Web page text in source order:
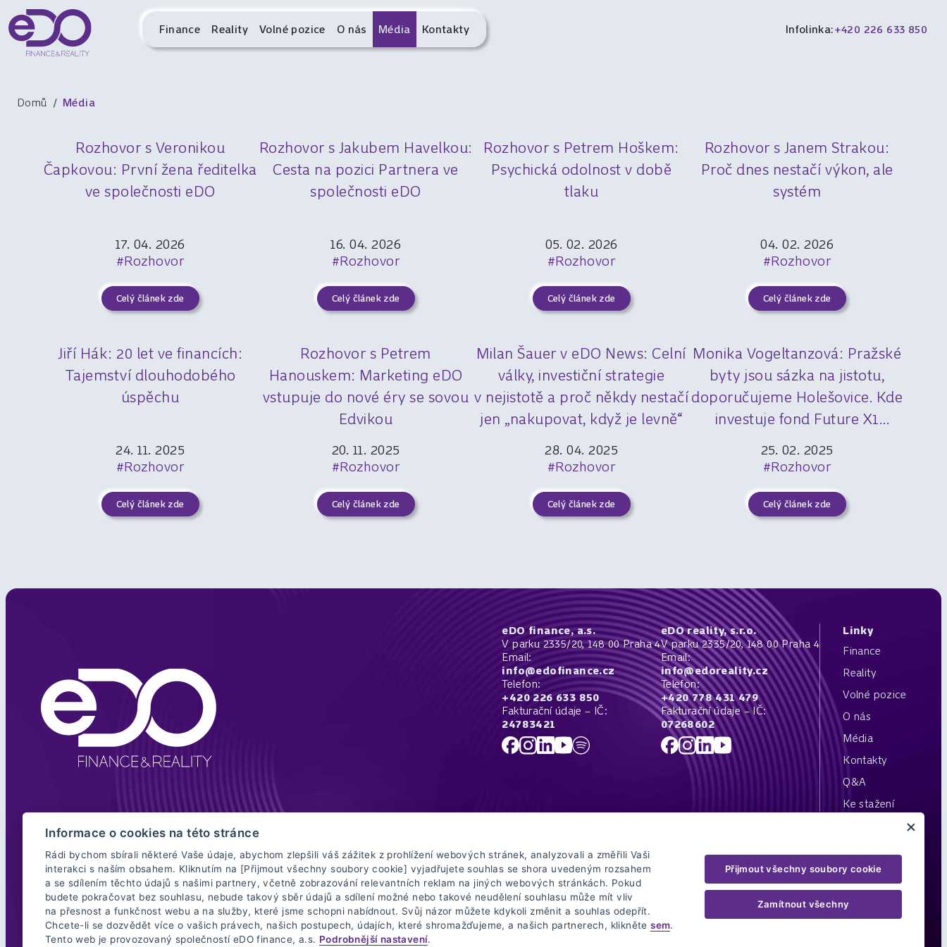
Finance Reality Volné pozice O nás Média Kontakty Infolinka:+420 226 633 850
Domů Média
Rozhovor s Veronikou
Čapkovou: První žena ředitelka
ve společnosti eDO
17. 04. 2026
#Rozhovor
Celý článek zde
Rozhovor s Jakubem Havelkou:
Cesta na pozici Partnera ve
společnosti eDO
16. 04. 2026
#Rozhovor
Celý článek zde
Rozhovor s Petrem Hoškem:
Psychická odolnost v době
tlaku
05. 02. 2026
#Rozhovor
Celý článek zde
Rozhovor s Janem Strakou:
Proč dnes nestačí výkon, ale
systém
04. 02. 2026
#Rozhovor
Celý článek zde
Jiří Hák: 20 let ve financích:
Tajemství dlouhodobého
úspěchu
24. 11. 2025
#Rozhovor
Celý článek zde
Rozhovor s Petrem
Hanouskem: Marketing eDO
vstupuje do nové éry se sovou
Edvikou
20. 11. 2025
#Rozhovor
Celý článek zde
Milan Šauer v eDO News: Celní
války, investiční strategie
v nejistotě a proč někdy nestačí
jen „nakupovat, když je levně“
28. 04. 2025
#Rozhovor
Celý článek zde
Monika Vogeltanzová: Pražské
byty jsou sázka na jistotu,
doporučujeme Holešovice. Kde
investuje fond Future X1
25. 02. 2025
#Rozhovor
Celý článek zde
eDO finance, a.s.
V parku 2335/20, 148 00 Praha 4
Email:
info@edofinance.cz
Telefon:
+420 226 633 850
Fakturační údaje – IČ:
24783421
eDO reality, s.r.o.
V parku 2335/20, 148 00 Praha 4
Email:
info@edoreality.cz
Telefon:
+420 778 431 479
Fakturační údaje – IČ:
07268602
Linky
Finance
Reality
Volné pozice
O nás
Média
Kontakty
Q&A
Ke stažení
Společnost eDO finance, a.s., IČ: 247 83 421, sídlo: V parku 2335/20, 148 00 Praha 4, poskytuje služby finančního poradenství a realitního zprostředkování. V oblasti finančních služeb působíme jako investiční zprostředkovatel (dle
257/2016 Sb., o spotřebitelském úvěru) a samostatný zprostředkovatel doplňkového penzijního spoření (dle zákona č. 427/2011 Sb., o doplňkovém penzijním spoření).
Oprávnění je možné ověřit u České národní bankyzde(zadat „přímé vyhledávání“), kde najdete aktuální informace a podrobnosti o naší registraci, rozsahu našeho oprávnění, seznam našich vázaných zástupců (finančních
poradců) a také seznam subjektů (producentů), jejichž finanční služby a produkty zprostředkováváme. Další detailní právní informace o naší společnosti a naší činnosti najdete
zde
Copyright © 2025 eDO. All Rights Reserved.
Informace o cookies na této stránce
Rádi bychom sbírali některé Vaše údaje, abychom zlepšili váš zážitek z prohlížení webových stránek, analyzovali a změřili Vaši
interakci s naším obsahem. Kliknutím na [Přijmout všechny soubory cookie] vyjadřujete souhlas se shora uvedeným rozsahem
a se sdílením těchto údajů s našimi partnery, včetně zobrazování relevantních reklam na jiných webových stránkách. Pokud
budete pokračovat bez souhlasu, nebude takový sběr údajů a sdílení možné nebo takové neudělení souhlasu může mít vliv
na přesnost a funkčnost webu a na služby, které jsme schopni nabídnout. Svůj názor můžete kdykoli změnit a souhlas odepřít.
Chcete-li se dozvědět více o vašich právech, našich postupech, údajích, které shromažďujeme, a našich partnerech, kliknětesem.
Tento web je provozovaný společností eDO finance, a.s. Podrobnější nastavení.
Přijmout všechny soubory cookie
Zamítnout všechny